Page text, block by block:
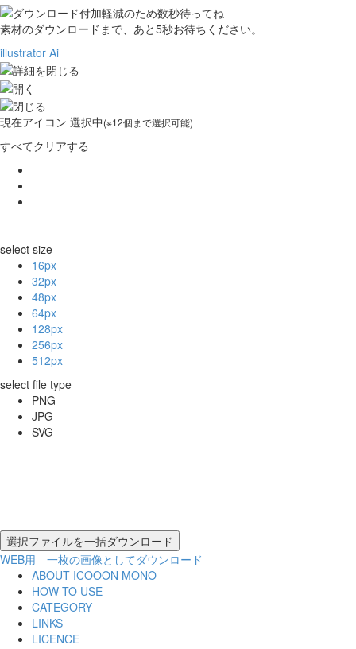
素材のダウンロードまで、あと5秒お待ちください。
illustrator Ai
現在アイコン 選択中(※12個まで選択可能)
すべてクリアする
select size
16px
32px
48px
64px
128px
256px
512px
select file type
PNG
JPG
SVG
WEB用 一枚の画像としてダウンロード
ABOUT ICOOON MONO
HOW TO USE
CATEGORY
LINKS
LICENCE